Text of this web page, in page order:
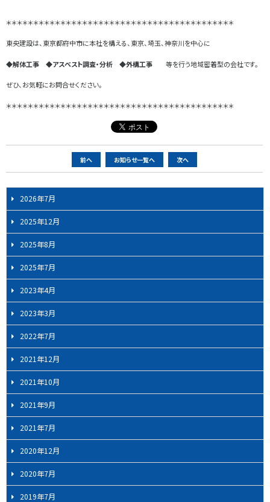
＊＊＊＊＊＊＊＊＊＊＊＊＊＊＊＊＊＊＊＊＊＊＊＊＊＊＊＊＊＊＊＊＊＊＊＊＊＊＊＊＊＊
東央建設は、東京都府中市に本社を構える、東京、埼玉、神奈川を中心に
◆解体工事 ◆アスベスト調査・分析 ◆外構工事 等を行う地域密着型の会社です。
ぜひ、お気軽にお問合せください。
＊＊＊＊＊＊＊＊＊＊＊＊＊＊＊＊＊＊＊＊＊＊＊＊＊＊＊＊＊＊＊＊＊＊＊＊＊＊＊＊＊＊
ー
ジ
ナ
ビ
ゲ
ー
シ
ョ
ン
前へ お知らせ一覧へ 次へ
2026年7月
2025年12月
2025年8月
2025年7月
2023年4月
2023年3月
2022年7月
2021年12月
2021年10月
2021年9月
2021年7月
2020年12月
2020年7月
2019年7月